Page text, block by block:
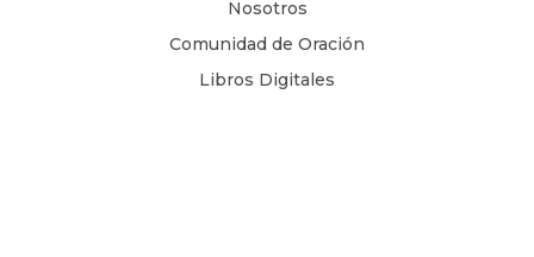
Nosotros
Comunidad de Oración
Libros Digitales